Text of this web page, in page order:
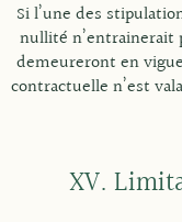
Si l’une des
nullité n’entrainerait
demeureront en
contractuelle n’est
XV.